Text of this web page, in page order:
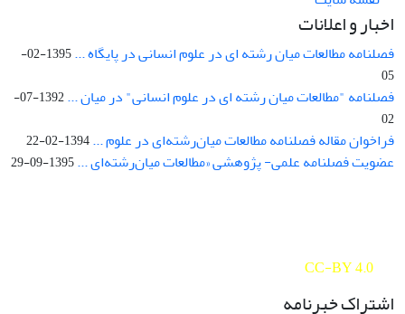
اخبار و اعلانات
فصلنامه مطالعات میان رشته ای در علوم انسانی در پایگاه ...
1395-02-
05
فصلنامه "مطالعات میان رشته ای در علوم انسانی" در میان ...
1392-07-
02
فراخوان مقاله فصلنامه مطالعات میان‌رشته‌ای در علوم ...1394-02-22
عضویت فصلنامه علمی- پژوهشی «مطالعات میان‌رشته‌ای ...1395-09-29
CC-BY 4.0
اشتراک خبرنامه